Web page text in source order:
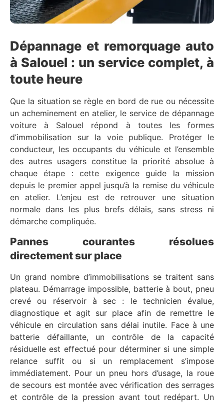
Dépannage et remorquage auto
à Salouel : un service complet, à
toute heure
Que la situation se règle en bord de rue ou nécessite
un acheminement en atelier, le service de dépannage
voiture à Salouel répond à toutes les formes
d’immobilisation sur la voie publique. Protéger le
conducteur, les occupants du véhicule et l’ensemble
des autres usagers constitue la priorité absolue à
chaque étape : cette exigence guide la mission
depuis le premier appel jusqu’à la remise du véhicule
en atelier. L’enjeu est de retrouver une situation
normale dans les plus brefs délais, sans stress ni
démarche compliquée.
Pannes courantes résolues
directement sur place
Un grand nombre d’immobilisations se traitent sans
plateau. Démarrage impossible, batterie à bout, pneu
crevé ou réservoir à sec : le technicien évalue,
diagnostique et agit sur place afin de remettre le
véhicule en circulation sans délai inutile. Face à une
batterie défaillante, un contrôle de la capacité
résiduelle est effectué pour déterminer si une simple
relance suffit ou si un remplacement s’impose
immédiatement. Pour un pneu hors d’usage, la roue
de secours est montée avec vérification des serrages
et contrôle de la pression avant tout redépart. Un